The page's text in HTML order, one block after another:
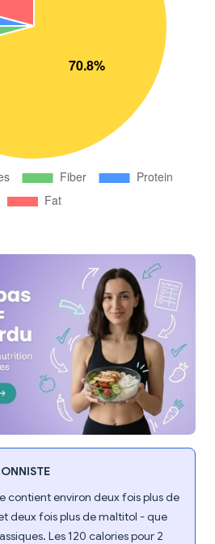
contient environ deux fois plus de
deux fois plus de maltitol - que
Les 120 calories pour 2